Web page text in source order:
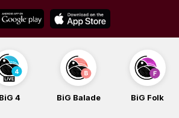
BiG 4 BiG Balade BiG Folk